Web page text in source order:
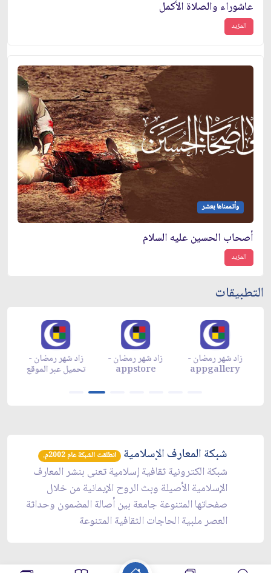
عاشوراء والصلاة الأكمل
المزيد
وأتممناها بعشر
أصحاب الحسين عليه السلام
المزيد
التطبيقات
زاد شهر رمضان -
تحميل عبر الموقع
زاد شهر رمضان -
appstore
زاد شهر رمضان -
appgallery
شبكة المعارف الإسلامية انطلقت الشبكة عام 2002م.
شبكة الكترونية ثقافية إسلامية تعنى بنشر المعارف
الإسلامية الأصيلة وبث الروح الإيمانية من خلال
صفحاتها المتنوعة جامعة بين أصالة المضمون وحداثة
العصر ملبية الحاجات الثقافية المتنوعة